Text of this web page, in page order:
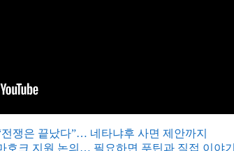
쟁은 끝났다”… 네타냐후 사면 제안까지
호크 지원 논의… 필요하면 푸틴과 직접 이야